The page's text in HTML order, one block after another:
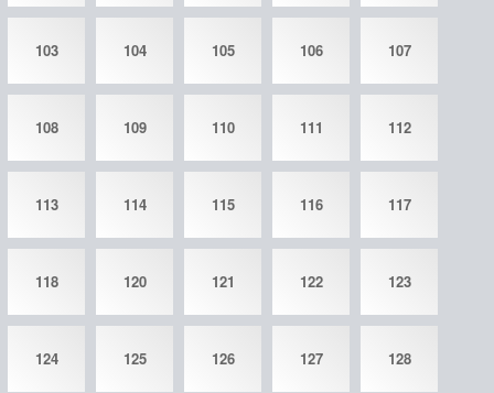
103 104 105 106 107
108 109 110 111 112
113 114 115 116 117
118 120 121 122 123
124 125 126 127 128